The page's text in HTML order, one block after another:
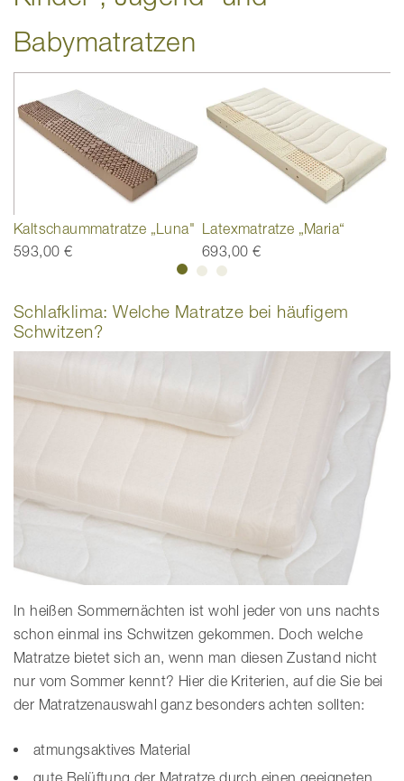
Babymatratzen
Kaltschaummatratze „Luna"
593,00 €
Latexmatratze „Maria“
693,00 €
Schlafklima: Welche Matratze bei häufigem
Schwitzen?
In heißen Sommernächten ist wohl jeder von uns nachts
schon einmal ins Schwitzen gekommen. Doch welche
Matratze bietet sich an, wenn man diesen Zustand nicht
nur vom Sommer kennt? Hier die Kriterien, auf die Sie bei
der Matratzenauswahl ganz besonders achten sollten:
atmungsaktives Material
gute Belüftung der Matratze durch einen geeigneten